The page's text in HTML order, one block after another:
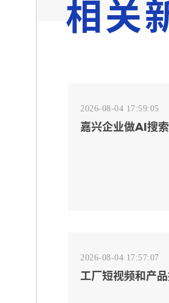
相关
2026-08-04 17:59:05
嘉兴企业做AI搜
2026-08-04 17:57:07
工厂短视频和产